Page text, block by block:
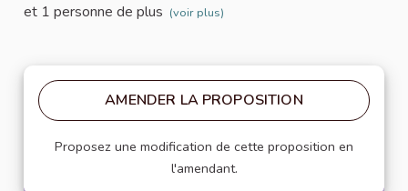
et 1 personne de plus (voir plus)
AMENDER LA PROPOSITION
Proposez une modification de cette proposition en
l'amendant.